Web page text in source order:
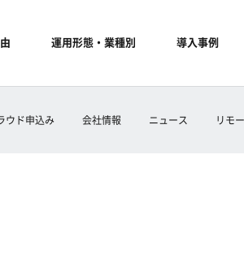
運用形態・業種別 導入事例
ウド申込み 会社情報 ニュース リモ